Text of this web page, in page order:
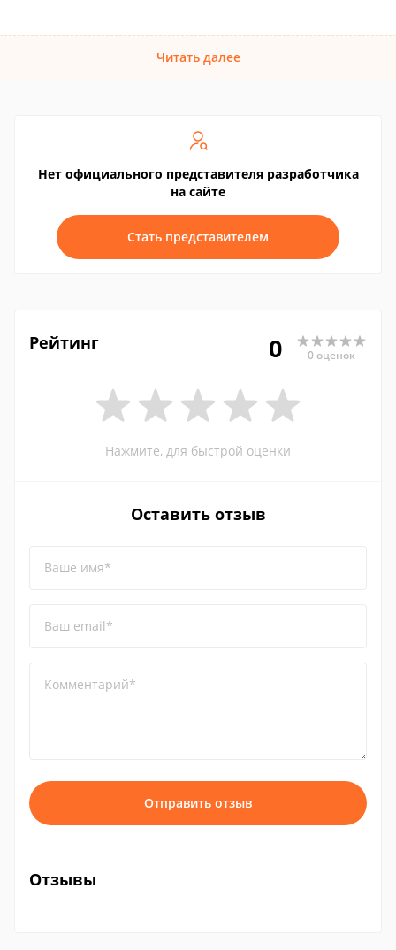
Читать далее
Нет официального представителя разработчика
на сайте
Стать представителем
Рейтинг 0 0 оценок
Нажмите, для быстрой оценки
Оставить отзыв
Ваше имя*
Ваш email*
Комментарий*
Отправить отзыв
Отзывы